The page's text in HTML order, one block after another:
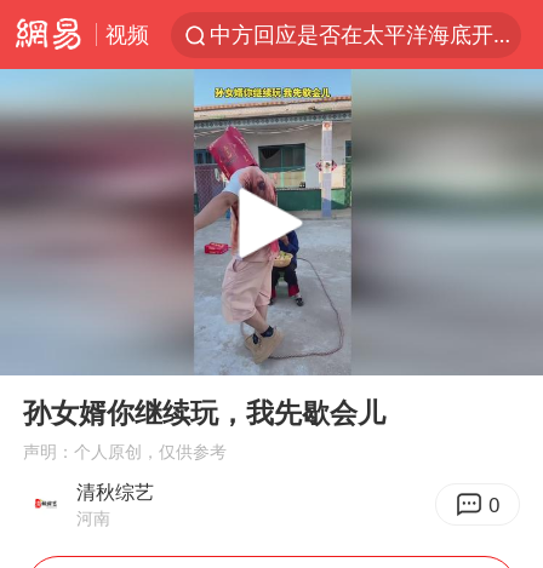
视频
中方回应是否在太平洋海底开采稀土
宇树科技发行价格150.80元/股
吉林一“温度计大楼”读数爆表
贵州轮胎子公司获美国退税8136万
台风白海豚影响中国已成定局
我国编制完成新版全月地质图
中国五箭齐发反制美国
多地要求领导干部带头休假
Play
孙女婿你继续玩，我先歇会儿
声明：个人原创，仅供参考
清秋综艺
河南 0